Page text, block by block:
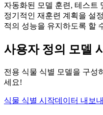
자동화된 모델 훈련, 테스트
정기적인 재훈련 계획을 설
적의 성능을 유지하도록 할
사용자 정의 모델
전용 식물 식별 모델을 구성
세요!
식물 식별 시작데이터 내보